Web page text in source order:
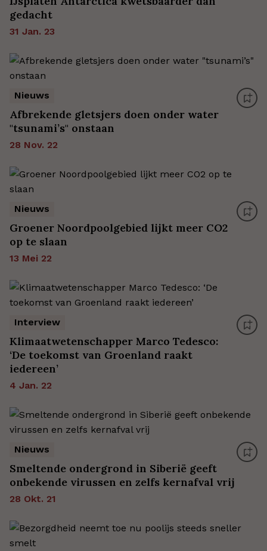
gedacht
31 Jan. 23
Nieuws
Afbrekende gletsjers doen onder water
"tsunami’s" onstaan
28 Nov. 22
Nieuws
Groener Noordpoolgebied lijkt meer CO2
op te slaan
13 Mei 22
Interview
Klimaatwetenschapper Marco Tedesco:
‘De toekomst van Groenland raakt
iedereen’
4 Jan. 22
Nieuws
Smeltende ondergrond in Siberië geeft
onbekende virussen en zelfs kernafval vrij
28 Okt. 21